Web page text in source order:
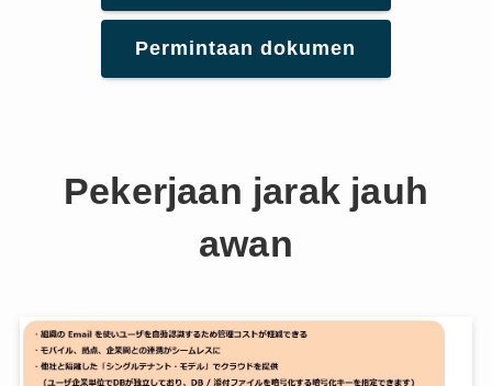
Permintaan dokumen
Pekerjaan jarak jauh
awan